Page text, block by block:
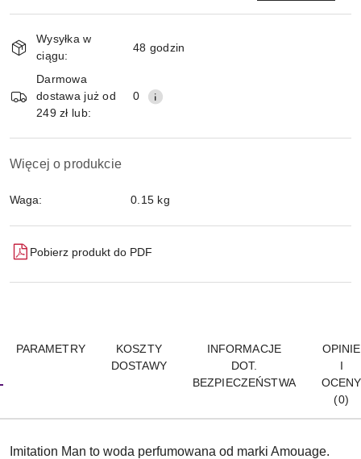
i
dostawa
Wysyłka w
ciągu:
48 godzin
Darmowa
dostawa już od
249 zł lub:
0
Więcej o produkcie
Waga: 0.15 kg
Pobierz produkt do PDF
PARAMETRY
KOSZTY
DOSTAWY
INFORMACJE
DOT.
BEZPIECZEŃSTWA
OPINIE
I
OCENY
(0)
Imitation Man to woda perfumowana od marki Amouage.